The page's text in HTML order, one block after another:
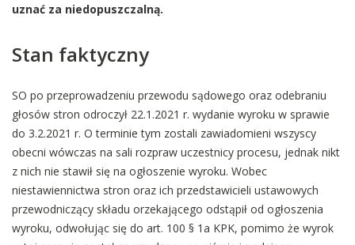
uznać za niedopuszczalną.
Stan faktyczny
SO po przeprowadzeniu przewodu sądowego oraz odebraniu
głosów stron odroczył 22.1.2021 r. wydanie wyroku w sprawie
do 3.2.2021 r. O terminie tym zostali zawiadomieni wszyscy
obecni wówczas na sali rozpraw uczestnicy procesu, jednak nikt
z nich nie stawił się na ogłoszenie wyroku. Wobec
niestawiennictwa stron oraz ich przedstawicieli ustawowych
przewodniczący składu orzekającego odstąpił od ogłoszenia
wyroku, odwołując się do art. 100 § 1a KPK, pomimo że wyrok